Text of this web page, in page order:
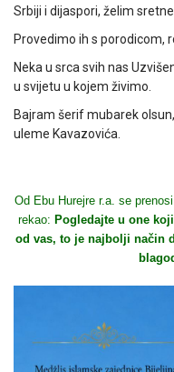
Srbiji i dijaspori, želim
Provedimo ih s porodicom,
Neka u srca svih nas
u svijetu u kojem živimo.
Bajram šerif mubarek
uleme Kavazovića.
Od Ebu Hurejre r.a. se
rekao: Pogledajte u one
od vas, to je najbolji način